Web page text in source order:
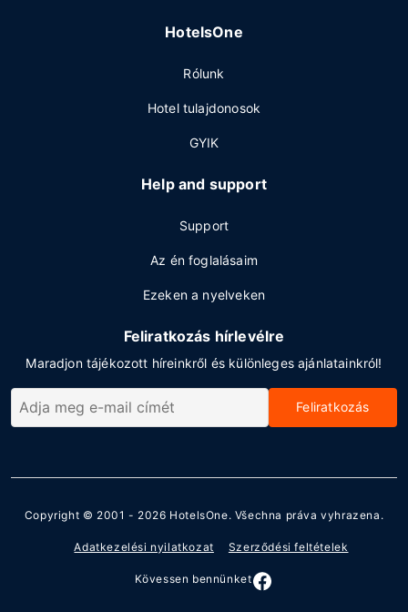
HotelsOne
Rólunk
Hotel tulajdonosok
GYIK
Help and support
Support
Az én foglalásaim
Ezeken a nyelveken
Feliratkozás hírlevélre
Maradjon tájékozott híreinkről és különleges ajánlatainkról!
Feliratkozás
Copyright © 2001 - 2026 HotelsOne. Všechna práva vyhrazena.
Adatkezelési nyilatkozat Szerződési feltételek
Kövessen bennünket